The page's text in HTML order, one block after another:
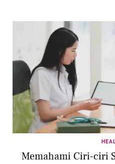
Memahami Ciri-ciri